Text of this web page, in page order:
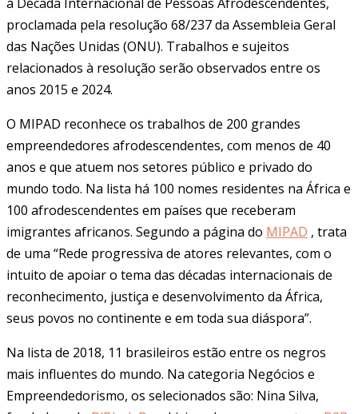
proclamada pela resolução 68/237 da Assembleia Geral
das Nações Unidas (ONU). Trabalhos e sujeitos
relacionados à resolução serão observados entre os
anos 2015 e 2024.
O MIPAD reconhece os trabalhos de 200 grandes
empreendedores afrodescendentes, com menos de 40
anos e que atuem nos setores público e privado do
mundo todo. Na lista há 100 nomes residentes na África e
100 afrodescendentes em países que receberam
imigrantes africanos. Segundo a página do MIPAD , trata
de uma “Rede progressiva de atores relevantes, com o
intuito de apoiar o tema das décadas internacionais de
reconhecimento, justiça e desenvolvimento da África,
seus povos no continente e em toda sua diáspora”.
Na lista de 2018, 11 brasileiros estão entre os negros
mais influentes do mundo. Na categoria Negócios e
Empreendedorismo, os selecionados são: Nina Silva,